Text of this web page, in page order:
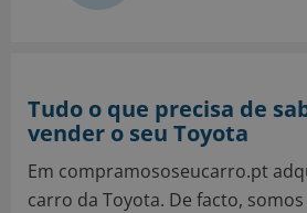
Tudo o que precisa de
vender o seu Toyota
Em compramososeucarro.pt
carro da Toyota. De facto,